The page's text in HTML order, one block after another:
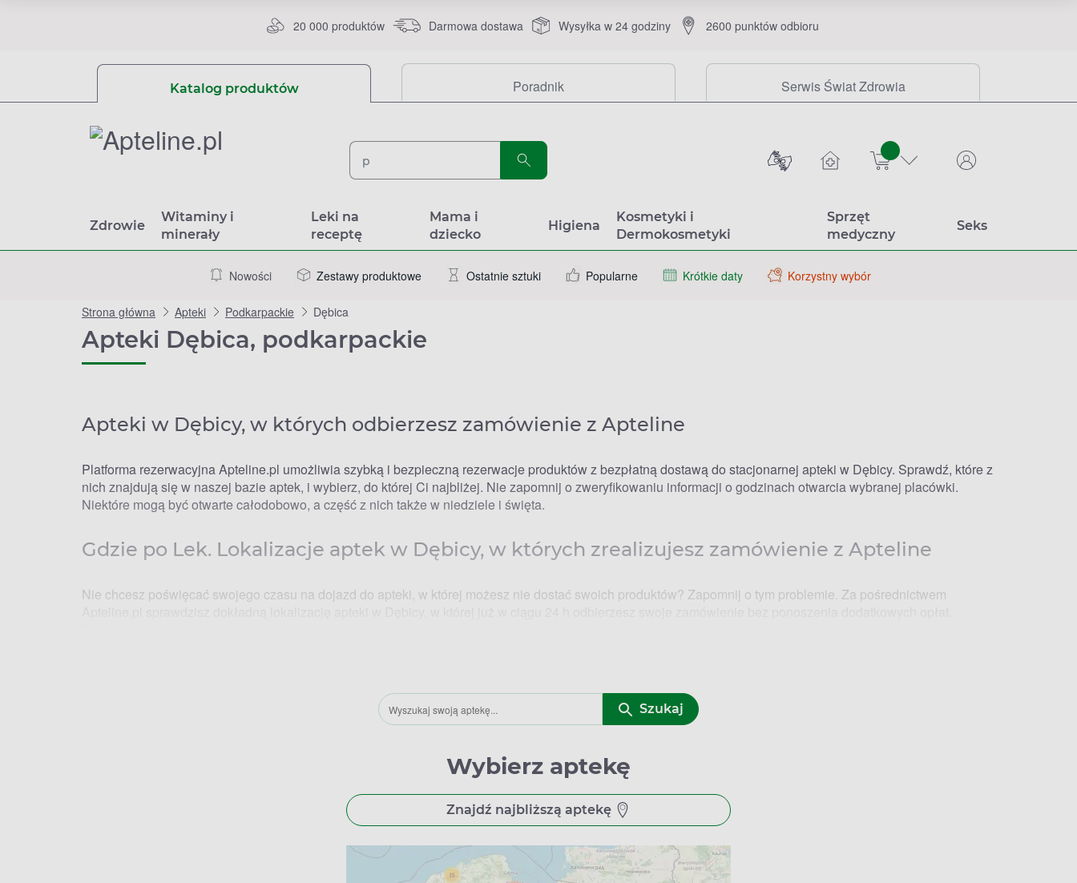
20 000 produktów Darmowa dostawa Wysyłka w 24 godziny 2600 punktów odbioru
Katalog produktów Poradnik Serwis Świat Zdrowia
sztuk
Zdrowie
Witaminy i
minerały
Leki na
receptę
Mama i
dziecko
Higiena
Kosmetyki i
Dermokosmetyki
Sprzęt
medyczny
Seks
Nowości Zestawy produktowe Ostatnie sztuki Popularne Krótkie daty Korzystny wybór
Strona główna Apteki Podkarpackie Dębica
Apteki Dębica, podkarpackie
Apteki w Dębicy, w których odbierzesz zamówienie z Apteline
Platforma rezerwacyjna Apteline.pl umożliwia szybką i bezpieczną rezerwacje produktów z bezpłatną dostawą do stacjonarnej apteki w Dębicy. Sprawdź, które z
nich znajdują się w naszej bazie aptek, i wybierz, do której Ci najbliżej. Nie zapomnij o zweryfikowaniu informacji o godzinach otwarcia wybranej placówki.
Niektóre mogą być otwarte całodobowo, a część z nich także w niedziele i święta.
Gdzie po Lek. Lokalizacje aptek w Dębicy, w których zrealizujesz zamówienie z Apteline
Nie chcesz poświęcać swojego czasu na dojazd do apteki, w której możesz nie dostać swoich produktów? Zapomnij o tym problemie. Za pośrednictwem
Apteki w mieście Dębica na ogół pracują między godziną 8:00 a 20:00. Niektóre placówki w Dębicy mogą pracować także całodobowo i w dni powszechnie
Apteki w Dębicy – co zarezerwujesz na Apteline.pl?
W bogatym asortymencie Apteline.pl znajdziesz nie tylko leki (bez recepty) oraz suplementy diety, ale także produkty do pielęgnacji dzieci (w tym pieluszki i
akcesoria do pielęgnacji), żywność specjalnego przeznaczenia medycznego, sprzęt ortopedyczny, testy diagnostyczne, opatrunki, kosmetyki, dermokosmetyki i
Szukaj
Wybierz aptekę
Znajdź najbliższą aptekę